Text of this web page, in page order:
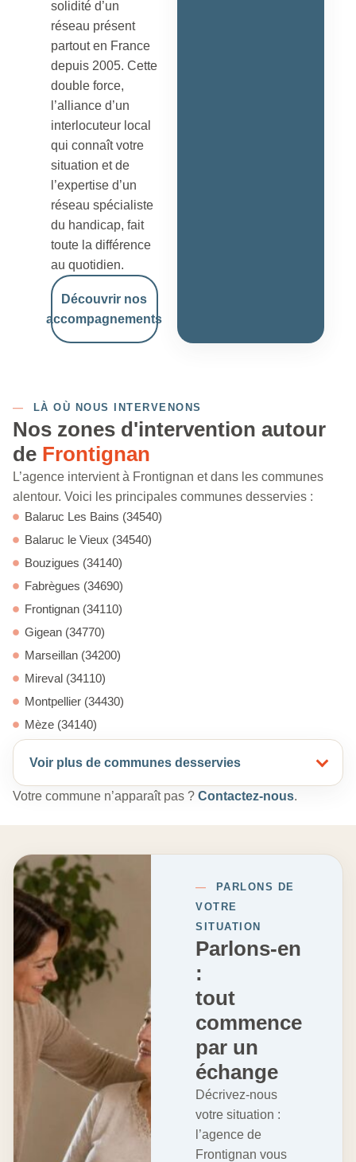
solidité d’un
réseau présent
partout en France
depuis 2005. Cette
double force,
l’alliance d’un
interlocuteur local
qui connaît votre
situation et de
l’expertise d’un
réseau spécialiste
du handicap, fait
toute la différence
au quotidien.
Découvrir nos
accompagnements
— LÀ OÙ NOUS INTERVENONS
Nos zones d'intervention autour
de Frontignan
L’agence intervient à Frontignan et dans les communes
alentour. Voici les principales communes desservies :
Balaruc Les Bains (34540)
Balaruc le Vieux (34540)
Bouzigues (34140)
Fabrègues (34690)
Frontignan (34110)
Gigean (34770)
Marseillan (34200)
Mireval (34110)
Montpellier (34430)
Mèze (34140)
Voir plus de communes desservies
Votre commune n’apparaît pas ? Contactez-nous.
—
PARLONS DE
VOTRE
SITUATION
Parlons-en
:
tout
commence
par un
échange
Décrivez-nous
votre situation :
l’agence de
Frontignan vous